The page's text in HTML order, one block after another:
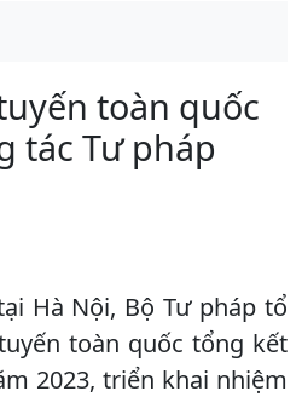
toàn quốc
tác Tư pháp
Hà Nội, Bộ Tư pháp tổ
toàn quốc tổng kết
2023, triển khai nhiệm